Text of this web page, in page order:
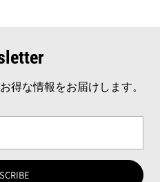
得な情報をお届けします。